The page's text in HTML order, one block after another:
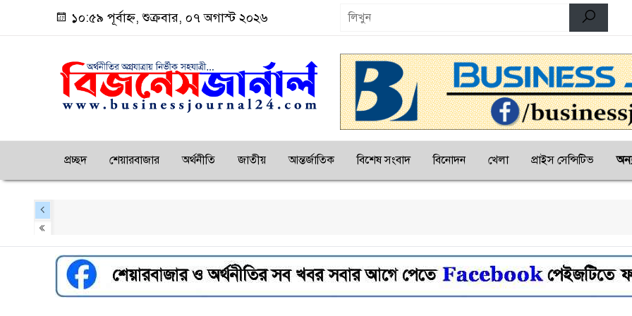
১০:৫৯ পূর্বাহ্ন, শুক্রবার, ০৭ অগাস্ট ২০২৬
প্রচ্ছদ শেয়ারবাজার অর্থনীতি জাতীয় আন্তর্জাতিক বিশেষ সংবাদ বিনোদন খেলা প্রাইস সেন্সিটিভ